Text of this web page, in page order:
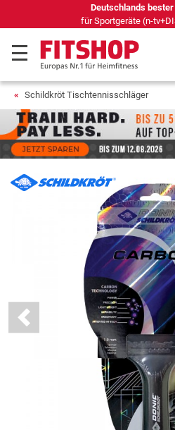
69 Fachmärkte vor Ort mit 75
Schildkröt Tischtennisschläger
Previous